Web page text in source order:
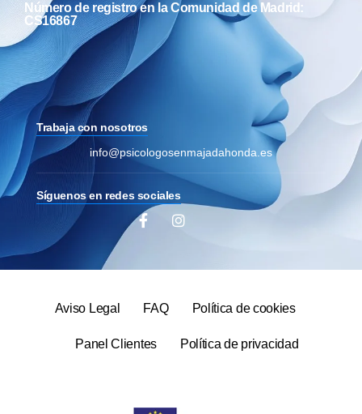
Número de registro en la Comunidad de Madrid:
CS16867
Trabaja con nosotros
info@psicologosenmajadahonda.es
Síguenos en redes sociales
Aviso Legal FAQ Política de cookies
Panel Clientes Política de privacidad